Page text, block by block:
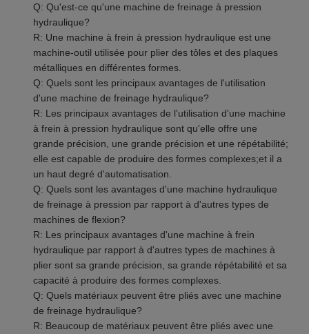
Q: Qu'est-ce qu'une machine de freinage à pression
hydraulique?
R: Une machine à frein à pression hydraulique est une
machine-outil utilisée pour plier des tôles et des plaques
métalliques en différentes formes.
Q: Quels sont les principaux avantages de l'utilisation
d'une machine de freinage hydraulique?
R: Les principaux avantages de l'utilisation d'une machine
à frein à pression hydraulique sont qu'elle offre une
grande précision, une grande précision et une répétabilité;
elle est capable de produire des formes complexes;et il a
un haut degré d'automatisation.
Q: Quels sont les avantages d'une machine hydraulique
de freinage à pression par rapport à d'autres types de
machines de flexion?
R: Les principaux avantages d'une machine à frein
hydraulique par rapport à d'autres types de machines à
plier sont sa grande précision, sa grande répétabilité et sa
capacité à produire des formes complexes.
Q: Quels matériaux peuvent être pliés avec une machine
de freinage hydraulique?
R: Beaucoup de matériaux peuvent être pliés avec une